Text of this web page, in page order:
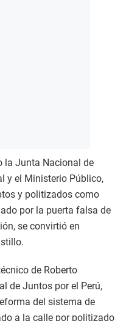
la Junta Nacional de
y el Ministerio Público,
y politizados como
por la puerta falsa de
se convirtió en
de Roberto
de Juntos por el Perú,
del sistema de
a la calle por politizado